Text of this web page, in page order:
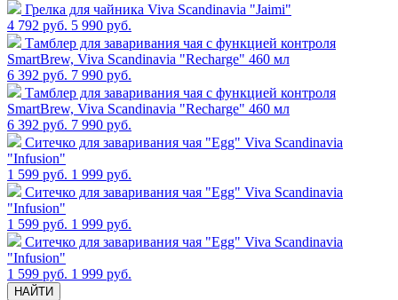
Грелка для чайника Viva Scandinavia "Jaimi"
4 792 руб. 5 990 руб.
Тамблер для заваривания чая с функцией контроля
SmartBrew, Viva Scandinavia "Recharge" 460 мл
6 392 руб. 7 990 руб.
Тамблер для заваривания чая с функцией контроля
SmartBrew, Viva Scandinavia "Recharge" 460 мл
6 392 руб. 7 990 руб.
Cитечко для заваривания чая "Egg" Viva Scandinavia
"Infusion"
1 599 руб. 1 999 руб.
Cитечко для заваривания чая "Egg" Viva Scandinavia
"Infusion"
1 599 руб. 1 999 руб.
Cитечко для заваривания чая "Egg" Viva Scandinavia
"Infusion"
1 599 руб. 1 999 руб.
НАЙТИ